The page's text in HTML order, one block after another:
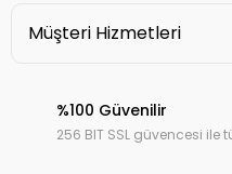
Müşteri Hizmetleri
%100 Güvenilir
256 BIT SSL güvencesi